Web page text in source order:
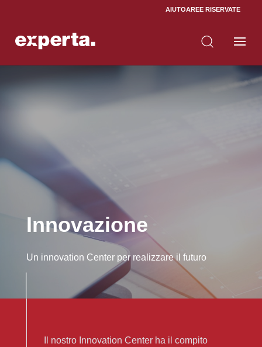
AIUTOAREE RISERVATE
Innovazione
Un innovation Center per realizzare il futuro
Il nostro Innovation Center ha il compito